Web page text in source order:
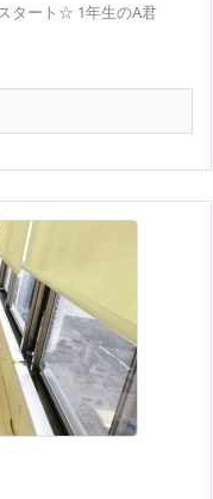
タート☆ 1年生のA君